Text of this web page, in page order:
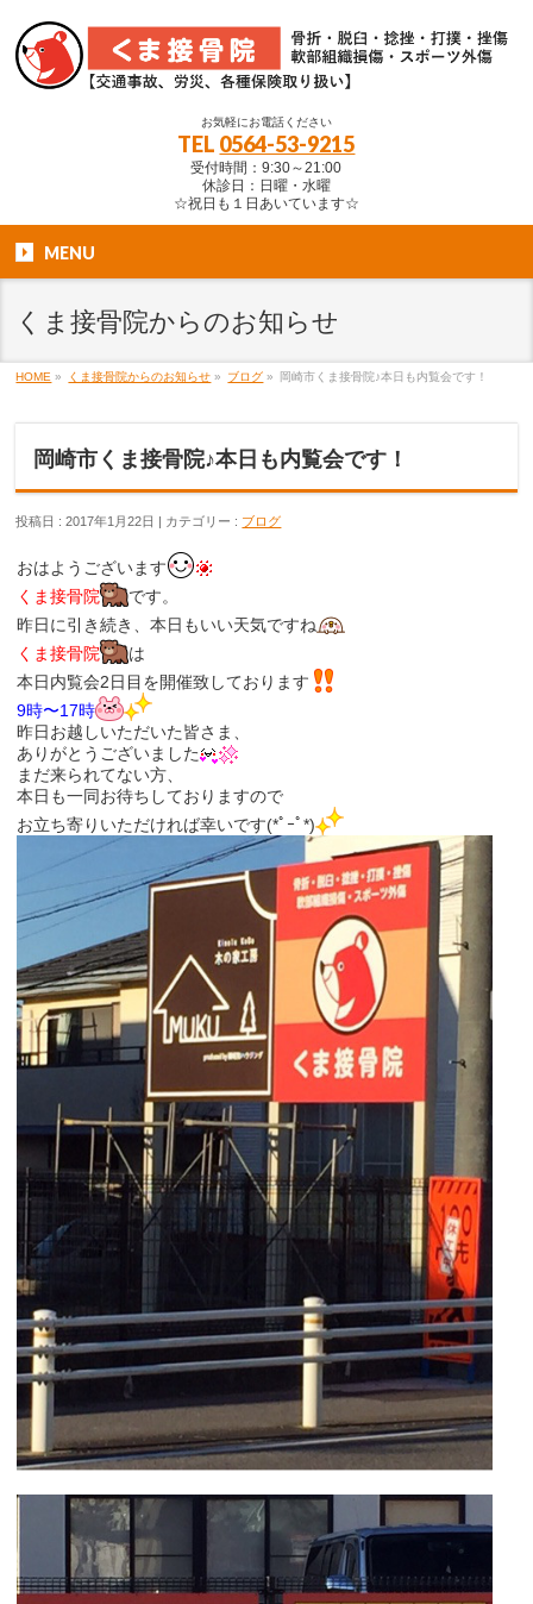
お気軽にお電話ください
TEL 0564-53-9215
受付時間：9:30～21:00
休診日：日曜・水曜
☆祝日も１日あいています☆
MENU
くま接骨院からのお知らせ
HOME » くま接骨院からのお知らせ » ブログ » 岡崎市くま接骨院♪本日も内覧会です！
岡崎市くま接骨院♪本日も内覧会です！
投稿日 : 2017年1月22日 カテゴリー : ブログ
おはようございます
くま接骨院
です。
昨日に引き続き、本日もいい天気ですね
くま接骨院
は
本日内覧会2日目を開催致しております
9時〜17時
昨日お越しいただいた皆さま、
ありがとうございました
まだ来られてない方、
本日も一同お待ちしておりますので
お立ち寄りいただければ幸いです(*ﾟｰﾟ*)